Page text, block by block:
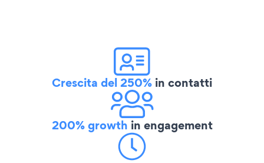
Crescita del 250% in contatti
200% growth in engagement